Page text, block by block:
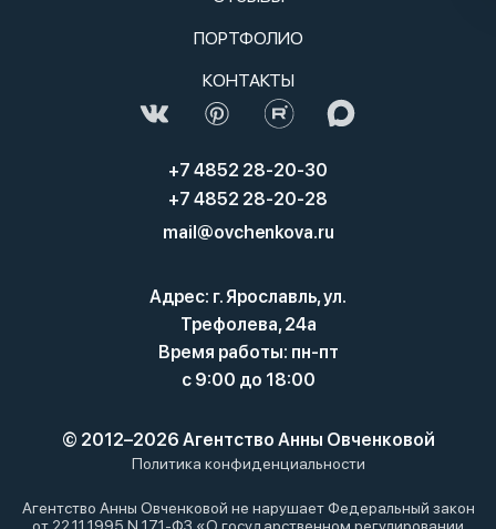
ПОРТФОЛИО
КОНТАКТЫ
+7 4852 28-20-30
+7 4852 28-20-28
mail@ovchenkova.ru
Адрес: г. Ярославль, ул.
Трефолева, 24а
Время работы: пн-пт
с 9:00 до 18:00
Политика конфиденциальности
© 2012–2026 Агентство Анны Овченковой
Агентство Анны Овченковой не нарушает Федеральный закон